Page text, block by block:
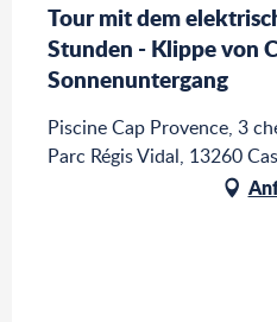
Tour mit dem
Stunden - Klippe von
Sonnenuntergang
Piscine Cap Provence, 3
Parc Régis Vidal, 13260